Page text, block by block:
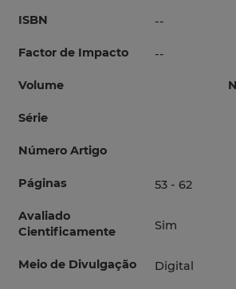
ISBN
--
Factor de Impacto --
Volume
Série
Número Artigo
Páginas 53 - 62
Avaliado
Cientificamente
Sim
Meio de Divulgação Digital